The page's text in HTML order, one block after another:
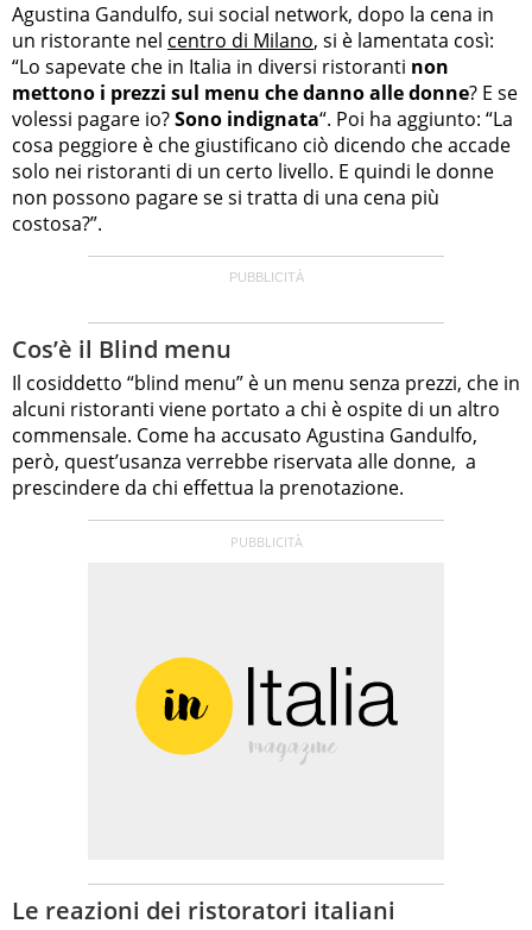
Agustina Gandulfo, sui social network, dopo la cena in
un ristorante nel centro di Milano, si è lamentata così:
“Lo sapevate che in Italia in diversi ristoranti non
mettono i prezzi sul menu che danno alle donne? E se
volessi pagare io?Sono indignata“. Poi ha aggiunto: “La
cosa peggiore è che giustificano ciò dicendo che accade
solo nei ristoranti di un certo livello. E quindi le donne
non possono pagare se si tratta di una cena più
costosa?”.
Cos’è il Blind menu
Il cosiddetto “blind menu” è un menu senza prezzi, che in
alcuni ristoranti viene portato a chi è ospite di un altro
commensale. Come ha accusato Agustina Gandulfo,
però, quest’usanza verrebbe riservata alle donne, a
prescindere da chi effettua la prenotazione.
Le reazioni dei ristoratori italiani